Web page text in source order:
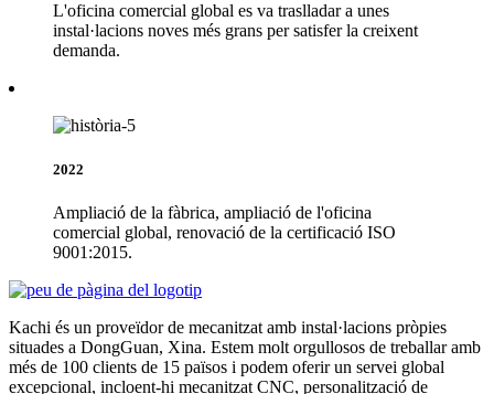
L'oficina comercial global es va traslladar a unes
instal·lacions noves més grans per satisfer la creixent
demanda.
2022
Ampliació de la fàbrica, ampliació de l'oficina
comercial global, renovació de la certificació ISO
9001:2015.
Kachi és un proveïdor de mecanitzat amb instal·lacions pròpies
situades a DongGuan, Xina. Estem molt orgullosos de treballar amb
més de 100 clients de 15 països i podem oferir un servei global
excepcional, incloent-hi mecanitzat CNC, personalització de